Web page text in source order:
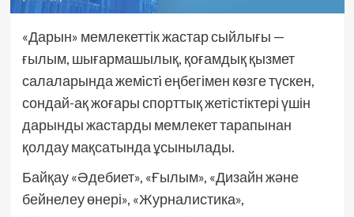
«Дарын» мемлекеттік жастар сыйлығы —
ғылым, шығармашылық, қоғамдық қызмет
салаларында жемiстi еңбегімен көзге түскен,
сондай-ақ жоғары спорттық жетістіктері үшін
дарынды жастарды мемлекет тарапынан
қолдау мақсатында ұсынылады.
Байқау «Әдебиет», «Ғылым», «Дизайн және
бейнелеу өнері», «Журналистика»,